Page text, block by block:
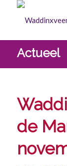
Actueel
de